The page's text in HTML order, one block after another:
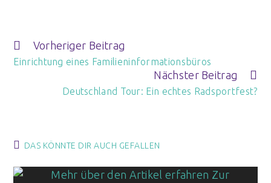
Vorheriger Beitrag
Einrichtung eines Familieninformationsbüros
Nächster Beitrag
Deutschland Tour: Ein echtes Radsportfest?
DAS KÖNNTE DIR AUCH GEFALLEN